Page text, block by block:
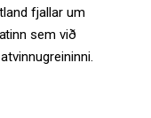
fjallar um
sem við